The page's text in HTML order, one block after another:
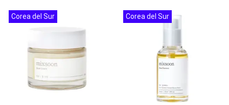
Corea del Sur Corea del Sur